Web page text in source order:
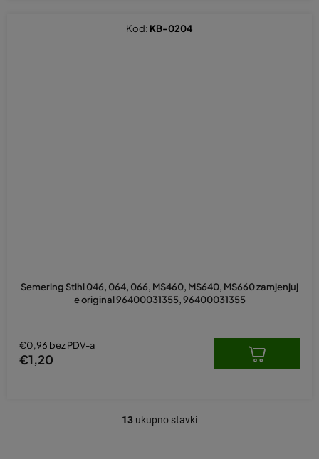
Semering Stihl 046, 064, 066, MS460, MS640, MS660 zamjenjuj
e original 96400031355, 96400031355
€0,96 bez PDV-a
€1,20
Kod: KB-0204
K
13 ukupno stavki